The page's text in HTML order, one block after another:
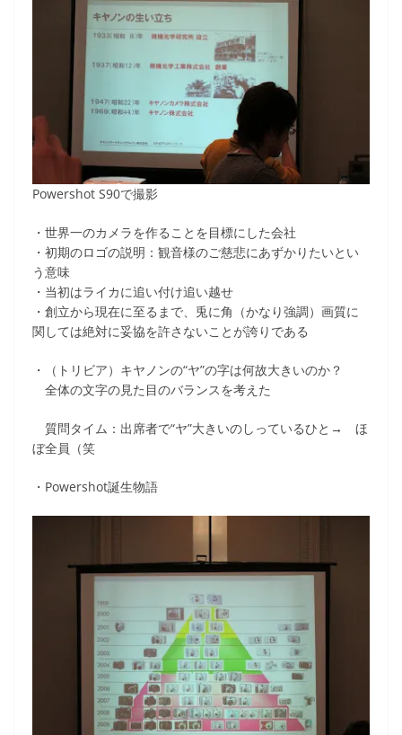
Powershot S90で撮影
・世界一のカメラを作ることを目標にした会社
・初期のロゴの説明：観音様のご慈悲にあずかりたいとい
う意味
・当初はライカに追い付け追い越せ
・創立から現在に至るまで、兎に角（かなり強調）画質に
関しては絶対に妥協を許さないことが誇りである
・（トリビア）キヤノンの“ヤ”の字は何故大きいのか？
全体の文字の見た目のバランスを考えた
質問タイム：出席者で“ヤ”大きいのしっているひと→ ほ
ぼ全員（笑
・Powershot誕生物語